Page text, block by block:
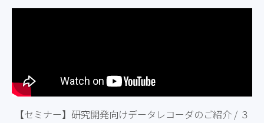
【セミナー】研究開発向けデータレコーダのご紹介 / ３